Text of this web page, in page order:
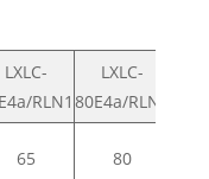
LXLC-
RLN1
LXLC-
80E4a/RLN1
65 80